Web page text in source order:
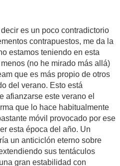
es un poco contradictorio
contrapuestos, me da la
estamos teniendo en esta
(no he mirado más allá)
que es más propio de otros
del verano. Esto está
afianzarse este verano el
que lo hace habitualmente
móvil provocado por ese
esta época del año. Un
un anticiclón eterno sobre
sus tentáculos
gran estabilidad con